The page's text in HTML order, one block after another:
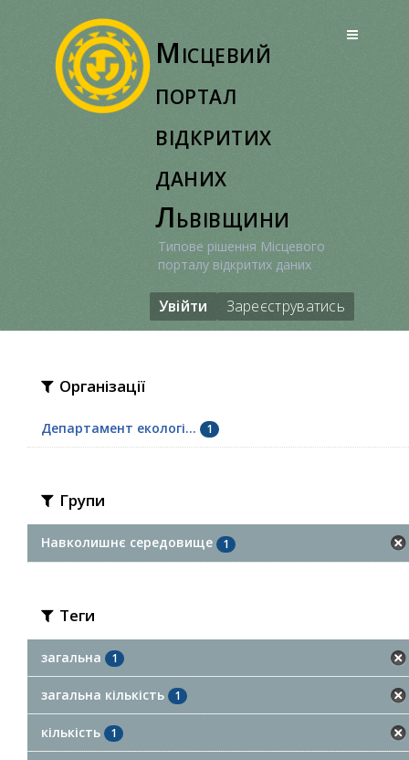
Місцевий
портал
відкритих
даних
Львівщини
Типове рішення Місцевого
порталу відкритих даних
Увійти Зареєструватись
Організації
Департамент екологі... 1
Групи
Навколишнє середовище 1
Теги
загальна 1
загальна кількість 1
кількість 1